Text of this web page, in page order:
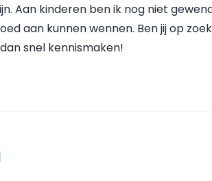
Aan kinderen ben ik nog niet
aan kunnen wennen. Ben jij op
snel kennismaken!